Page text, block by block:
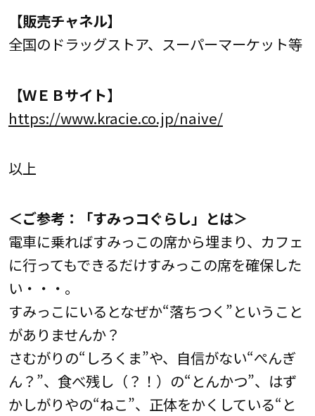
【販売チャネル】
全国のドラッグストア、スーパーマーケット等
【ＷＥＢサイト】
https://www.kracie.co.jp/naive/
以上
＜ご参考：「すみっコぐらし」とは＞
電車に乗ればすみっこの席から埋まり、カフェ
に行ってもできるだけすみっこの席を確保した
い・・・。
すみっこにいるとなぜか“落ちつく”ということ
がありませんか？
さむがりの“しろくま”や、自信がない“ぺんぎ
ん？”、食べ残し（？！）の“とんかつ”、はず
かしがりやの“ねこ”、正体をかくしている“と